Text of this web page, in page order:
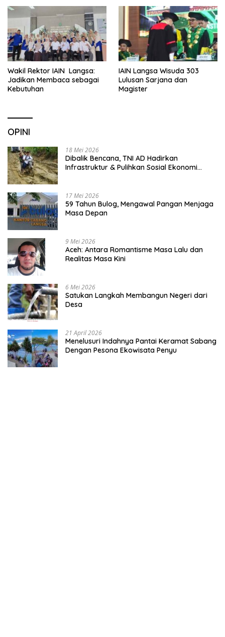
Wakil Rektor IAIN Langsa:
Jadikan Membaca sebagai
Kebutuhan
IAIN Langsa Wisuda 303
Lulusan Sarjana dan
Magister
OPINI
18 Mei 2026
Dibalik Bencana, TNI AD Hadirkan
Infrastruktur & Pulihkan Sosial Ekonomi
17 Mei 2026
59 Tahun Bulog, Mengawal Pangan Menjaga
Masa Depan
9 Mei 2026
Aceh: Antara Romantisme Masa Lalu dan
Realitas Masa Kini
6 Mei 2026
Satukan Langkah Membangun Negeri dari
Desa
21 April 2026
Menelusuri Indahnya Pantai Keramat Sabang
Dengan Pesona Ekowisata Penyu